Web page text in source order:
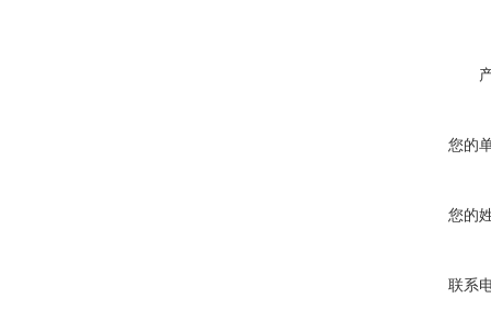
您的
您的
联系